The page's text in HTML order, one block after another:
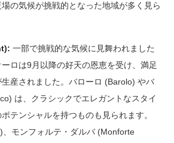
の気候が挑戦的となった地域が多く見ら
一部で挑戦的な気候に見舞われました
ロは9月以降の好天の恩恵を受け、満足
産されました。バローロ (Barolo) やバ
は、クラシックでエレガントなスタイ
テンシャルを持つものも見られます。
モンフォルテ・ダルバ (Monforte